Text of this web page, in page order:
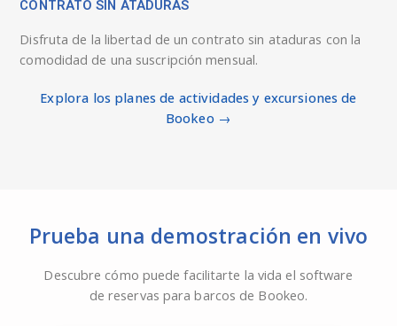
CONTRATO SIN ATADURAS
Disfruta de la libertad de un contrato sin ataduras con la
comodidad de una suscripción mensual.
Explora los planes de actividades y excursiones de
Bookeo →
Prueba una demostración en vivo
Descubre cómo puede facilitarte la vida el software
de reservas para barcos de Bookeo.